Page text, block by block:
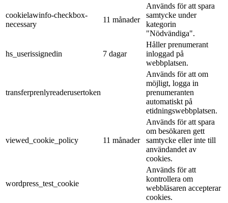
cookielawinfo-checkbox-
necessary
11 månader
Används för att spara
samtycke under
kategorin
"Nödvändiga".
hs_userissignedin 7 dagar
Håller prenumerant
inloggad på
webbplatsen.
transferprenlyreaderusertoken
Används för att om
möjligt, logga in
prenumeranten
automatiskt på
etidningswebbplatsen.
viewed_cookie_policy 11 månader
Används för att spara
om besökaren gett
samtycke eller inte till
användandet av
cookies.
wordpress_test_cookie
Används för att
kontrollera om
webbläsaren accepterar
cookies.